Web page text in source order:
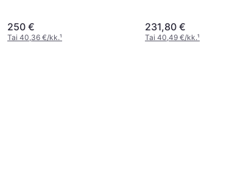
250 €
Tai 40,36 €/kk.¹
231,80 €
Tai 40,49 €/kk.¹